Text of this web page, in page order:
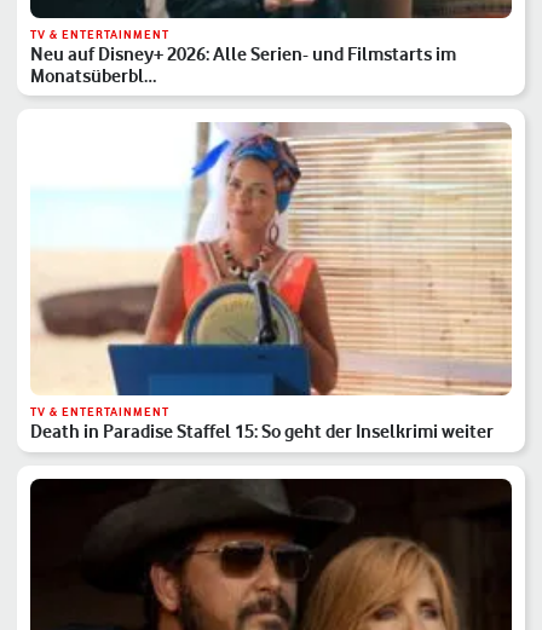
TV & ENTERTAINMENT
Neu auf Disney+ 2026: Alle Serien- und Filmstarts im
Monatsüberbl…
TV & ENTERTAINMENT
Death in Paradise Staffel 15: So geht der Inselkrimi weiter